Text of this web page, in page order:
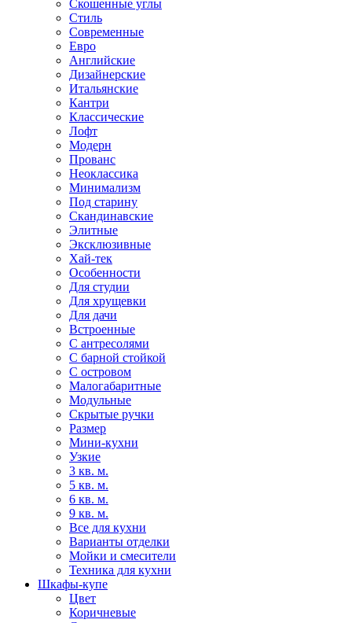
Скошенные углы
Стиль
Современные
Евро
Английские
Дизайнерские
Итальянские
Кантри
Классические
Лофт
Модерн
Прованс
Неоклассика
Минимализм
Под старину
Скандинавские
Элитные
Эксклюзивные
Хай-тек
Особенности
Для студии
Для хрущевки
Для дачи
Встроенные
С антресолями
С барной стойкой
С островом
Малогабаритные
Модульные
Скрытые ручки
Размер
Мини-кухни
Узкие
3 кв. м.
5 кв. м.
6 кв. м.
9 кв. м.
Все для кухни
Варианты отделки
Мойки и смесители
Техника для кухни
Шкафы-купе
Цвет
Коричневые